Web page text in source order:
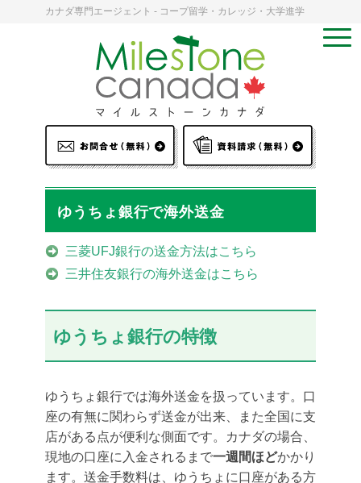
カナダ専門エージェント - コープ留学・カレッジ・大学進学
ゆうちょ銀行で海外送金
三菱UFJ銀行の送金方法はこちら
三井住友銀行の海外送金はこちら
ゆうちょ銀行の特徴
ゆうちょ銀行では海外送金を扱っています。口
座の有無に関わらず送金が出来、また全国に支
店がある点が便利な側面です。カナダの場合、
現地の口座に入金されるまで一週間ほどかかり
ます。送金手数料は、ゆうちょに口座がある方